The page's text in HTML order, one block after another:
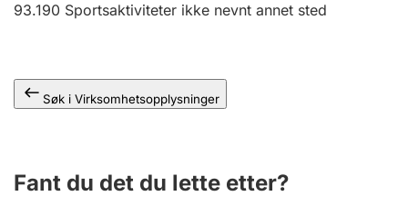
93.190 Sportsaktiviteter ikke nevnt annet sted
Søk i Virksomhetsopplysninger
Fant du det du lette etter?